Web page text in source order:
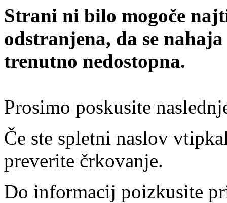
Strani ni bilo mogoče
odstranjena, da se
trenutno nedostopna.
Prosimo poskusite
Če ste spletni naslov
preverite črkovanje.
Do informacij poizkusite